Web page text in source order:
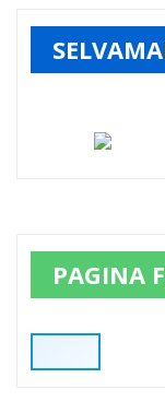
PAGINA